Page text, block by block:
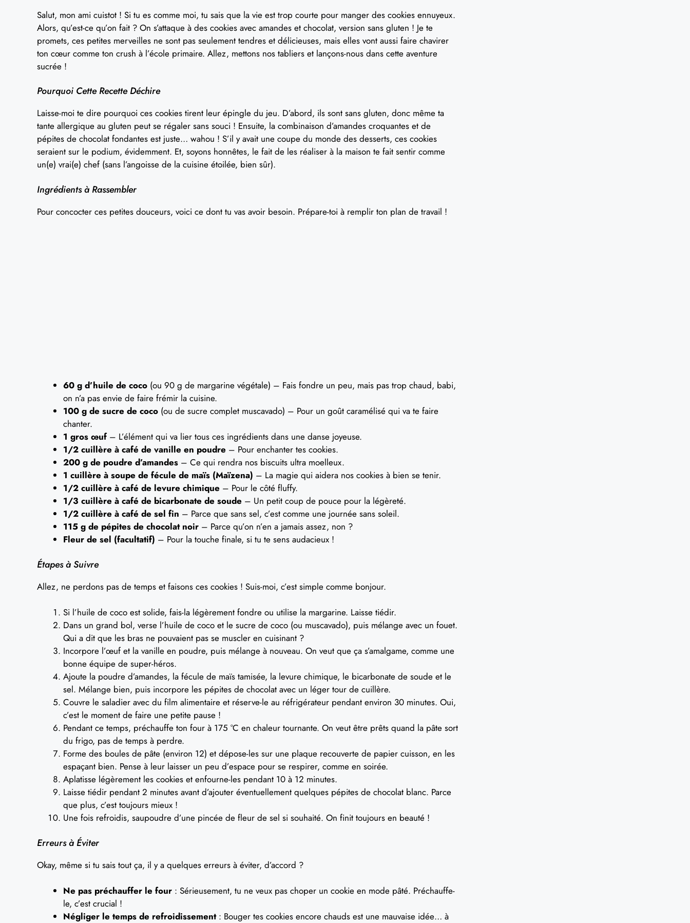
Salut, mon ami cuistot ! Si tu es comme moi, tu sais que la vie est trop courte pour manger des cookies ennuyeux.
Alors, qu’est-ce qu’on fait ? On s’attaque à des cookies avec amandes et chocolat, version sans gluten ! Je te
promets, ces petites merveilles ne sont pas seulement tendres et délicieuses, mais elles vont aussi faire chavirer
ton cœur comme ton crush à l’école primaire. Allez, mettons nos tabliers et lançons-nous dans cette aventure
sucrée !
Pourquoi Cette Recette Déchire
Laisse-moi te dire pourquoi ces cookies tirent leur épingle du jeu. D’abord, ils sont sans gluten, donc même ta
tante allergique au gluten peut se régaler sans souci ! Ensuite, la combinaison d’amandes croquantes et de
pépites de chocolat fondantes est juste… wahou ! S’il y avait une coupe du monde des desserts, ces cookies
seraient sur le podium, évidemment. Et, soyons honnêtes, le fait de les réaliser à la maison te fait sentir comme
un(e) vrai(e) chef (sans l’angoisse de la cuisine étoilée, bien sûr).
Ingrédients à Rassembler
Pour concocter ces petites douceurs, voici ce dont tu vas avoir besoin. Prépare-toi à remplir ton plan de travail !
60 g d’huile de coco (ou 90 g de margarine végétale) – Fais fondre un peu, mais pas trop chaud, babi,
on n’a pas envie de faire frémir la cuisine.
100 g de sucre de coco (ou de sucre complet muscavado) – Pour un goût caramélisé qui va te faire
chanter.
1 gros œuf– L’élément qui va lier tous ces ingrédients dans une danse joyeuse.
1/2 cuillère à café de vanille en poudre – Pour enchanter tes cookies.
200 g de poudre d’amandes – Ce qui rendra nos biscuits ultra moelleux.
1 cuillère à soupe de fécule de maïs (Maïzena) – La magie qui aidera nos cookies à bien se tenir.
1/2 cuillère à café de levure chimique – Pour le côté fluffy.
1/3 cuillère à café de bicarbonate de soude – Un petit coup de pouce pour la légèreté.
1/2 cuillère à café de sel fin – Parce que sans sel, c’est comme une journée sans soleil.
115 g de pépites de chocolat noir – Parce qu’on n’en a jamais assez, non ?
Fleur de sel (facultatif) – Pour la touche finale, si tu te sens audacieux !
Étapes à Suivre
Allez, ne perdons pas de temps et faisons ces cookies ! Suis-moi, c’est simple comme bonjour.
Si l’huile de coco est solide, fais-la légèrement fondre ou utilise la margarine. Laisse tiédir.
Dans un grand bol, verse l’huile de coco et le sucre de coco (ou muscavado), puis mélange avec un fouet.
Qui a dit que les bras ne pouvaient pas se muscler en cuisinant ?
Incorpore l’œuf et la vanille en poudre, puis mélange à nouveau. On veut que ça s’amalgame, comme une
bonne équipe de super-héros.
Ajoute la poudre d’amandes, la fécule de maïs tamisée, la levure chimique, le bicarbonate de soude et le
sel. Mélange bien, puis incorpore les pépites de chocolat avec un léger tour de cuillère.
Couvre le saladier avec du film alimentaire et réserve-le au réfrigérateur pendant environ 30 minutes. Oui,
c’est le moment de faire une petite pause !
Pendant ce temps, préchauffe ton four à 175 °C en chaleur tournante. On veut être prêts quand la pâte sort
du frigo, pas de temps à perdre.
Forme des boules de pâte (environ 12) et dépose-les sur une plaque recouverte de papier cuisson, en les
espaçant bien. Pense à leur laisser un peu d’espace pour se respirer, comme en soirée.
Aplatisse légèrement les cookies et enfourne-les pendant 10 à 12 minutes.
Laisse tiédir pendant 2 minutes avant d’ajouter éventuellement quelques pépites de chocolat blanc. Parce
que plus, c’est toujours mieux !
Une fois refroidis, saupoudre d’une pincée de fleur de sel si souhaité. On finit toujours en beauté !
Erreurs à Éviter
Okay, même si tu sais tout ça, il y a quelques erreurs à éviter, d’accord ?
Ne pas préchauffer le four : Sérieusement, tu ne veux pas choper un cookie en mode pâté. Préchauffe-
le, c’est crucial !
Négliger le temps de refroidissement: Bouger tes cookies encore chauds est une mauvaise idée… à